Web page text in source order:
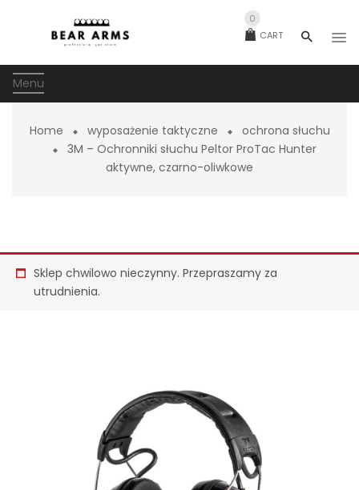
CART
0
Menu
Home wyposażenie taktyczne
ochrona słuchu
3M – Ochronniki słuchu Peltor ProTac Hunter
aktywne, czarno-oliwkowe
Sklep chwilowo nieczynny. Przepraszamy za
utrudnienia.